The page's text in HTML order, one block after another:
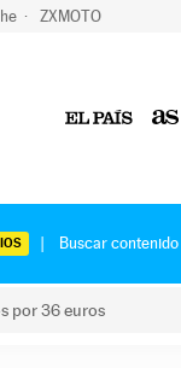
ZXMOTO
por 36 euros